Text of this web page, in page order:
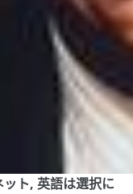
ト, 英語は選択に